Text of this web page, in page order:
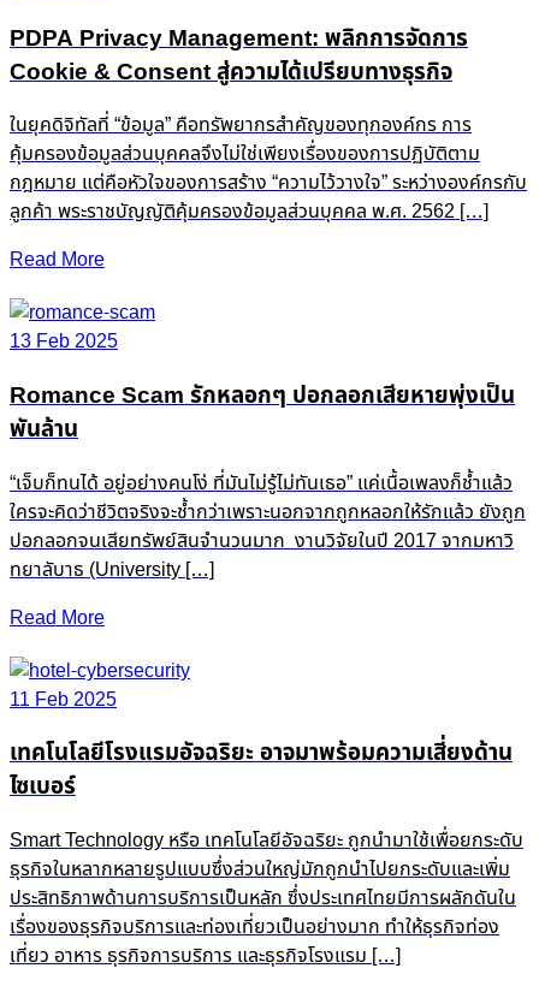
PDPA Privacy Management: พลิกการจัดการ
Cookie & Consent สู่ความได้เปรียบทางธุรกิจ
ในยุคดิจิทัลที่ “ข้อมูล” คือทรัพยากรสำคัญของทุกองค์กร การ
คุ้มครองข้อมูลส่วนบุคคลจึงไม่ใช่เพียงเรื่องของการปฏิบัติตาม
กฎหมาย แต่คือหัวใจของการสร้าง “ความไว้วางใจ” ระหว่างองค์กรกับ
ลูกค้า พระราชบัญญัติคุ้มครองข้อมูลส่วนบุคคล พ.ศ. 2562 […]
Read More
13 Feb 2025
Romance Scam รักหลอกๆ ปอกลอกเสียหายพุ่งเป็น
พันล้าน
“เจ็บก็ทนได้ อยู่อย่างคนโง่ ที่มันไม่รู้ไม่ทันเธอ” แค่เนื้อเพลงก็ช้ำแล้ว
ใครจะคิดว่าชีวิตจริงจะช้ำกว่าเพราะนอกจากถูกหลอกให้รักแล้ว ยังถูก
ปอกลอกจนเสียทรัพย์สินจำนวนมาก งานวิจัยในปี 2017 จากมหาวิ
ทยาลับาธ (University […]
Read More
11 Feb 2025
เทคโนโลยีโรงแรมอัจฉริยะ อาจมาพร้อมความเสี่ยงด้าน
ไซเบอร์
Smart Technology หรือ เทคโนโลยีอัจฉริยะ ถูกนำมาใช้เพื่อยกระดับ
ธุรกิจในหลากหลายรูปแบบซึ่งส่วนใหญ่มักถูกนำไปยกระดับและเพิ่ม
ประสิทธิภาพด้านการบริการเป็นหลัก ซึ่งประเทศไทยมีการผลักดันใน
เรื่องของธุรกิจบริการและท่องเที่ยวเป็นอย่างมาก ทำให้ธุรกิจท่อง
เที่ยว อาหาร ธุรกิจการบริการ และธุรกิจโรงแรม […]